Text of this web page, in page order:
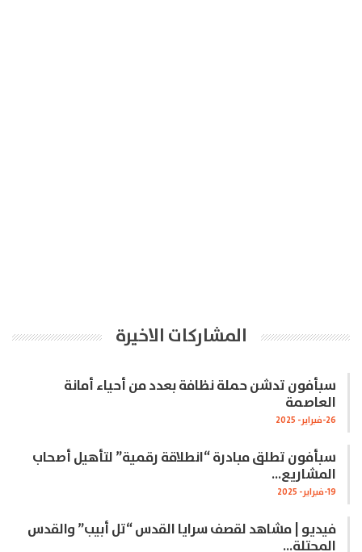
المشاركات الاخيرة
سبأفون تدشن حملة نظافة بعدد من أحياء أمانة
العاصمة
26-فبراير- 2025
سبأفون تطلق مبادرة “انطلاقة رقمية” لتأهيل أصحاب
المشاريع…
19-فبراير- 2025
فيديو | مشاهد لقصف سرايا القدس “تل أبيب” والقدس
المحتلة…